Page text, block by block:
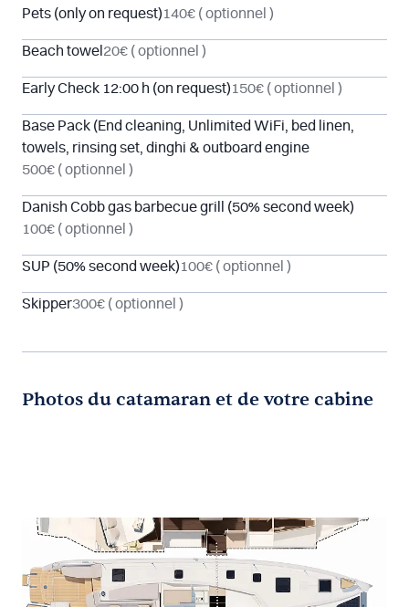
Pets (only on request)140€ ( optionnel )
Beach towel 20€ ( optionnel )
Early Check 12:00 h (on request)150€ ( optionnel )
Base Pack (End cleaning, Unlimited WiFi, bed linen,
towels, rinsing set, dinghi & outboard engine
500€ ( optionnel )
Danish Cobb gas barbecue grill (50% second week)
100€ ( optionnel )
SUP (50% second week)100€ ( optionnel )
Skipper300€ ( optionnel )
Photos du catamaran et de votre cabine